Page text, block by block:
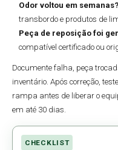
Odor voltou em semanas?
transbordo e produtos de
Peça de reposição foi
compatível certificado ou
Documente falha, peça
inventário. Após correção,
rampa antes de liberar o
em até 30 dias.
CHECKLIST